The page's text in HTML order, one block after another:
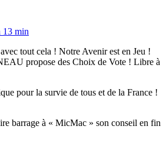
13 min
tout cela ! Notre Avenir est en Jeu !
propose des Choix de Vote ! Libre à
pour la survie de tous et de la France !
barrage à « MicMac » son conseil en fin